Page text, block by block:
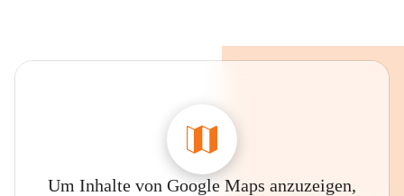
Um Inhalte von Google Maps anzuzeigen,